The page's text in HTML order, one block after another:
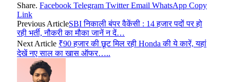
Share. Facebook Telegram Twitter Email WhatsApp Copy
Link
Previous ArticleSBI निकाली बंपर वैकेंसी : 14 हजार पदों पर हो
रही भर्ती, नौकरी का मौका जानें न दें…
Next Article ₹90 हजार की छूट मिल रही Honda की ये कारें, यहां
देखें नए साल का खास ऑफर…..